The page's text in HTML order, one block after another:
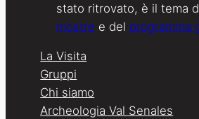
stato ritrovato, è il tema
mostre e del programma
La Visita
Gruppi
Chi siamo
Archeologia Val Senales